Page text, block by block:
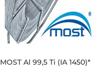
MOST Al 99,5 Ti (IA 1450)*